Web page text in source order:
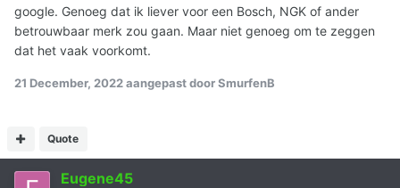
google. Genoeg dat ik liever voor een Bosch, NGK of ander
betrouwbaar merk zou gaan. Maar niet genoeg om te zeggen
dat het vaak voorkomt.
21 December, 2022aangepast door SmurfenB
Quote
Eugene45